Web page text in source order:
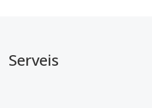
Serveis